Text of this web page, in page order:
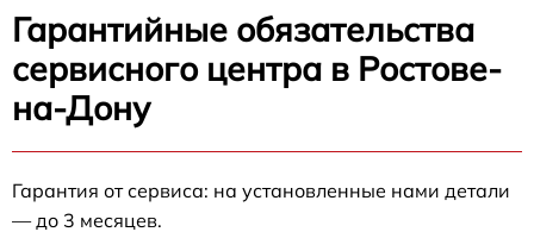
Гарантийные обязательства
сервисного центра в Ростове-
на-Дону
Гарантия от сервиса: на установленные нами детали
— до 3 месяцев.